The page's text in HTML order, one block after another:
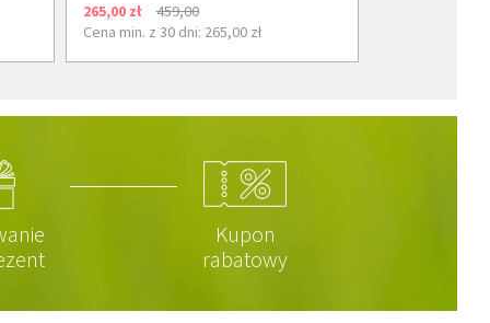
265,00 zł
459,00
Cena min. z 30 dni: 265,00 zł
Kupon
rabatowy